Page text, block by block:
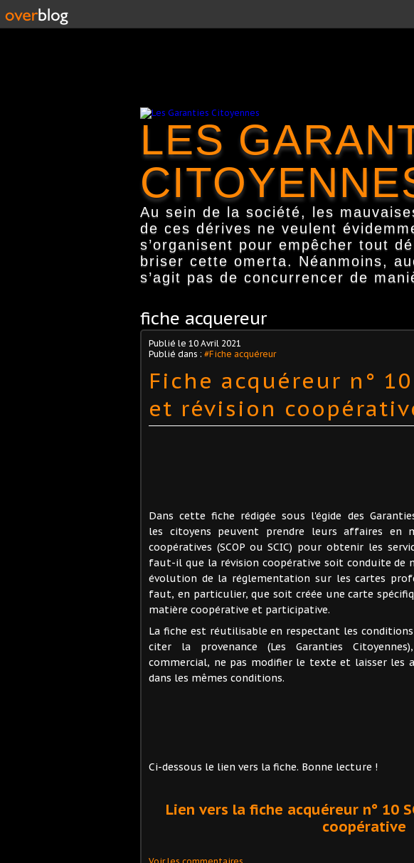
LES
Au sein de la société, les
de ces dérives ne veulent
s’organisent pour empêcher tout
briser cette omerta. Néanmoins,
s’agit pas de concurrencer de
fiche acquereur
Publié le 10 Avril 2021
Publié dans : #Fiche acquéreur
Fiche acquéreur n° 10
et révision
Dans cette fiche rédigée sous l'égide des
les citoyens peuvent prendre leurs affaires en
coopératives (SCOP ou SCIC) pour obtenir les
faut-il que la révision coopérative soit conduite de
évolution de la réglementation sur les cartes
faut, en particulier, que soit créée une carte
matière coopérative et participative.
La fiche est réutilisable en respectant les
citer la provenance (Les Garanties
commercial, ne pas modifier le texte et laisser les
dans les mêmes conditions.
Ci-dessous le lien vers la fiche. Bonne lecture !
Lien vers la fiche acquéreur n° 10
coopérative